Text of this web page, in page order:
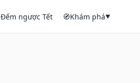
Đếm ngược Tết 🧭Khám phá▼